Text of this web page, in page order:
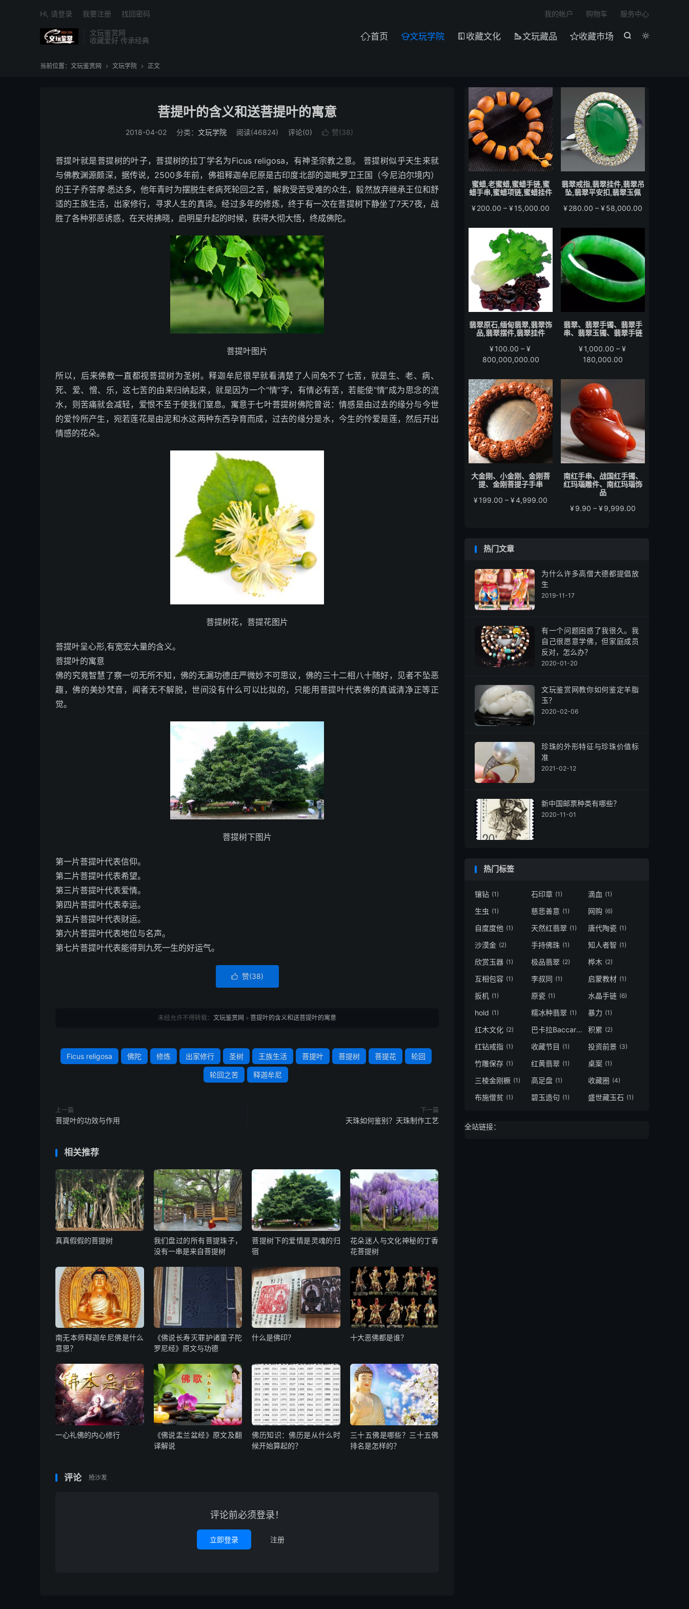
文玩鉴赏网
收藏爱好 传承经典


首页 文玩学院  收藏文化 文玩藏品 收藏市场
我的帐户 购物车 服务中心
Hi, 请登录 我要注册 找回密码
当前位置： 文玩鉴赏网  文玩学院  正文
菩提叶的含义和送菩提叶的寓意
2018-04-02 分类： 文玩学院 阅读(46824) 评论(0)  赞(38)
菩提叶就是菩提树的叶子，菩提树的拉丁学名为Ficus religosa，有神圣宗教之意。 菩提树似乎天生来就
与佛教渊源颇深，据传说，2500多年前，佛祖释迦牟尼原是古印度北部的迦毗罗卫王国（今尼泊尔境内）
的王子乔答摩·悉达多，他年青时为摆脱生老病死轮回之苦，解救受苦受难的众生，毅然放弃继承王位和舒
适的王族生活，出家修行，寻求人生的真谛。经过多年的修炼，终于有一次在菩提树下静坐了7天7夜，战
胜了各种邪恶诱惑，在天将拂晓，启明星升起的时候，获得大彻大悟，终成佛陀。
菩提叶图片
所以，后来佛教一直都视菩提树为圣树。释迦牟尼很早就看清楚了人间免不了七苦，就是生、老、病、
死、爱、憎、乐，这七苦的由来归纳起来，就是因为一个“情”字，有情必有苦，若能使“情”成为思念的流
水，则苦痛就会减轻，爱恨不至于使我们窒息。寓意于七叶菩提树佛陀曾说：情感是由过去的缘分与今世
的爱怜所产生，宛若莲花是由泥和水这两种东西孕育而成，过去的缘分是水，今生的怜爱是莲，然后开出
情感的花朵。
菩提树花，菩提花图片
菩提叶呈心形,有宽宏大量的含义。
菩提叶的寓意
佛的究竟智慧了察一切无所不知，佛的无漏功德庄严微妙不可思议，佛的三十二相八十随好，见者不坠恶
趣，佛的美妙梵音，闻者无不解脱，世间没有什么可以比拟的，只能用菩提叶代表佛的真诚清净正等正
觉。
菩提树下图片
第一片菩提叶代表信仰。
第二片菩提叶代表希望。
第三片菩提叶代表爱情。
第四片菩提叶代表幸运。
第五片菩提叶代表财运。
第六片菩提叶代表地位与名声。
第七片菩提叶代表能得到九死一生的好运气。
 赞(38)
未经允许不得转载： 文玩鉴赏网 » 菩提叶的含义和送菩提叶的寓意
Ficus religosa 佛陀 修炼 出家修行 圣树 王族生活 菩提叶 菩提树 菩提花 轮回
轮回之苦 释迦牟尼
上一篇
菩提叶的功效与作用
下一篇
天珠如何鉴别？天珠制作工艺
相关推荐
真真假假的菩提树
我们盘过的所有菩提珠子，
没有一串是来自菩提树
菩提树下的爱情是灵魂的归
宿
花朵迷人与文化神秘的丁香
花菩提树
南无本师释迦牟尼佛是什么
意思？
《佛说长寿灭罪护诸童子陀
罗尼经》原文与功德
什么是佛印？ 十大恶佛都是谁？
一心礼佛的内心修行
《佛说盂兰盆经》原文及翻
译解说
佛历知识：佛历是从什么时
候开始算起的？
三十五佛是哪些？三十五佛
排名是怎样的？
评论 抢沙发
评论前必须登录！
立即登录 注册
蜜蜡,老蜜蜡,蜜蜡手链,蜜
蜡手串,蜜蜡项链,蜜蜡挂件
¥200.00 – ¥15,000.00
范
¥200.00
至
¥15,000.00
翡翠戒指,翡翠挂件,翡翠吊
坠,翡翠平安扣,翡翠玉佩
¥280.00 – ¥58,000.00
范
至
¥58,000.00
翡翠原石,缅甸翡翠,翡翠饰
品,翡翠摆件,翡翠挂件
¥100.00 – ¥
800,000,000.00价
范
围：
¥100.00
至
¥800,000,000.00
翡翠、翡翠手镯、翡翠手
串、翡翠玉镯、翡翠手链
¥1,000.00 – ¥
180,000.00
范
¥180,000.00
大金刚、小金刚、金刚菩
提、金刚菩提子手串
¥199.00 – ¥4,999.00
南红手串、战国红手镯、
红玛瑙雕件、南红玛瑙饰
品
¥9.90 – ¥9,999.00
¥9,999.00
热门文章
为什么许多高僧大德都提倡放
生
2019-11-17
有一个问题困惑了我很久。我
自己很愿意学佛，但家庭成员
反对，怎么办？
2020-01-20
文玩鉴赏网教你如何鉴定羊脂
玉？
2020-02-06
珍珠的外形特征与珍珠价值标
准
2021-02-12
新中国邮票种类有哪些？
2020-11-01
热门标签
镶钻 (1) 石印章 (1) 滴血 (1)
生虫 (1) 慈悲善意 (1) 网购 (6)
自度度他 (1) 天然红翡翠 (1) 唐代陶瓷 (1)
沙漠金 (2) 手持佛珠 (1) 知人者智 (1)
欣赏玉器 (1) 极品翡翠 (2) 桦木 (2)
互相包容 (1) 李叔同 (1) 启蒙教材 (1)
扳机 (1) 原瓷 (1) 水晶手链 (6)
hold (1) 糯冰种翡翠 (1) 暴力 (1)
红木文化 (2) 巴卡拉Baccarat (1)
积累 (2)
红钻戒指 (1) 收藏节目 (1) 投资前景 (3)
竹雕保存 (1) 红黄翡翠 (1) 桌案 (1)
三棱金刚橛 (1) 高足盘 (1) 收藏圈 (4)
布施僧贫 (1) 碧玉造句 (1) 盛世藏玉石 (1)
全站链接：